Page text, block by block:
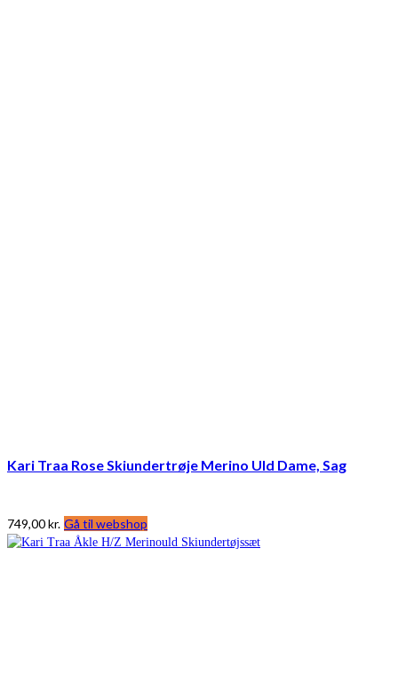
Kari Traa Rose Skiundertrøje Merino Uld Dame, Sag
749,00kr. Gå til webshop